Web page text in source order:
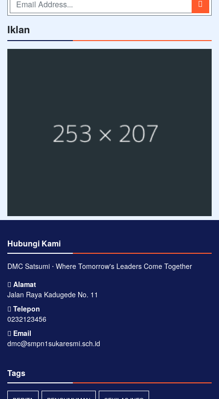
Iklan
Hubungi Kami
DMC Satsumi ⋅ Where Tomorrow's Leaders Come Together
Alamat
Jalan Raya Kadugede No. 11
Telepon
0232123456
Email
dmc@smpn1sukaresmi.sch.id
Tags